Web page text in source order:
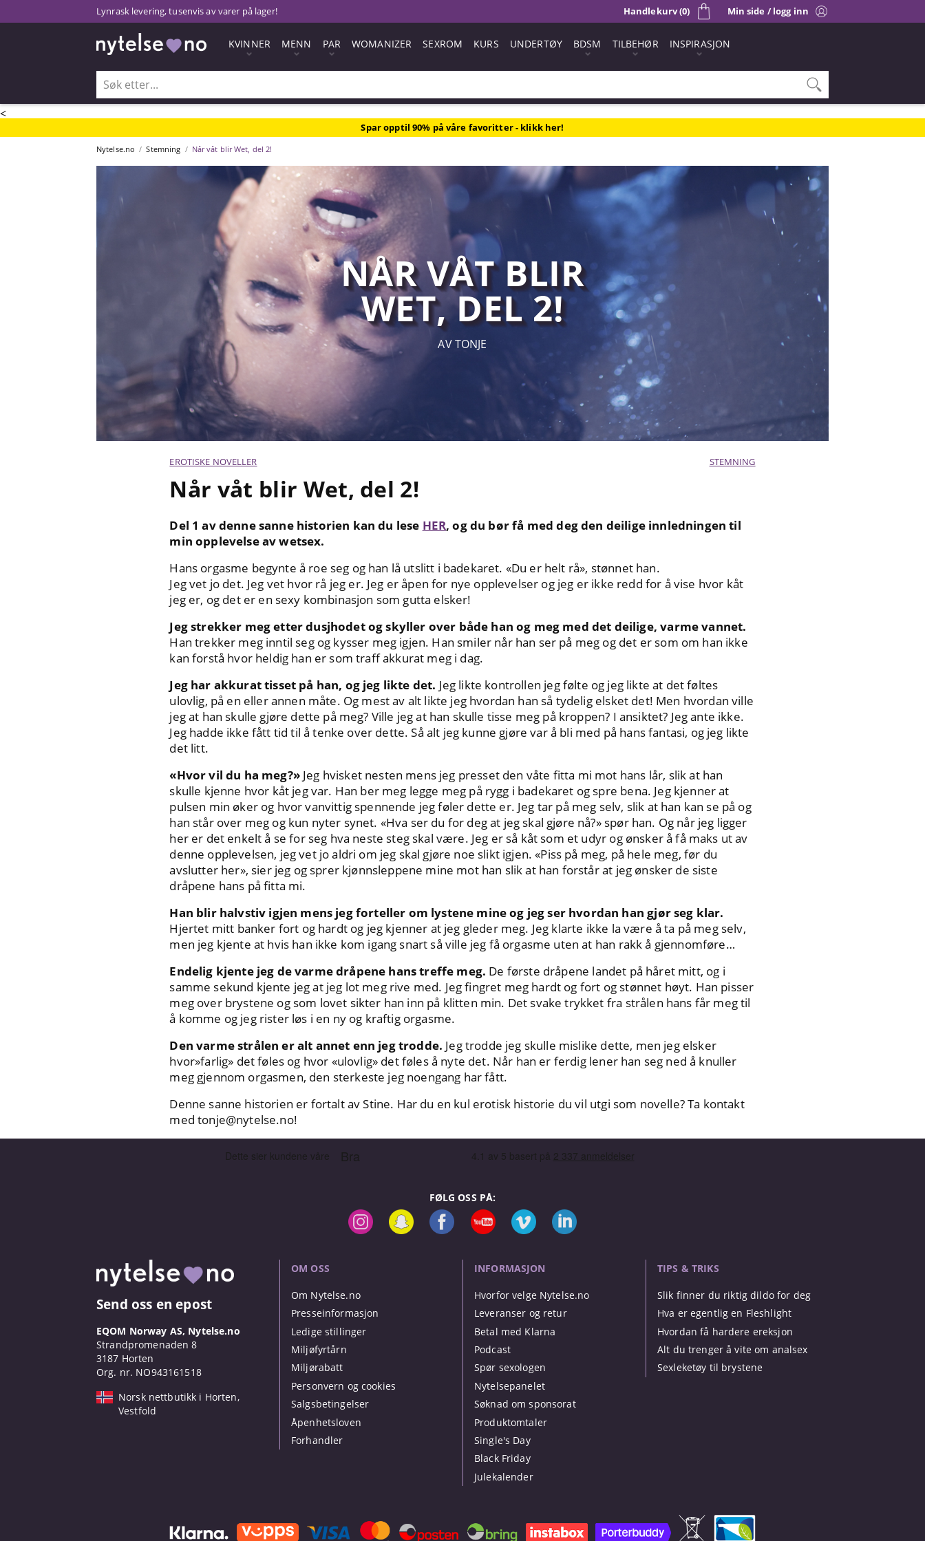
<
Lynrask levering, tusenvis av varer på lager! Min side / logg inn
Handlekurv (0)
KVINNER MENN PAR WOMANIZER SEXROM KURS UNDERTØY BDSM TILBEHØR INSPIRASJON
Spar opptil 90% på våre favoritter - klikk her!
Nytelse.no Stemning Når våt blir Wet, del 2!
NÅR VÅT BLIR
WET, DEL 2!
AV TONJE
EROTISKE NOVELLER STEMNING
Når våt blir Wet, del 2!
Del 1 av denne sanne historien kan du lese HER, og du bør få med deg den deilige innledningen til
min opplevelse av wetsex.
Hans orgasme begynte å roe seg og han lå utslitt i badekaret. «Du er helt rå», stønnet han.
Jeg vet jo det. Jeg vet hvor rå jeg er. Jeg er åpen for nye opplevelser og jeg er ikke redd for å vise hvor kåt
jeg er, og det er en sexy kombinasjon som gutta elsker!
Jeg strekker meg etter dusjhodet og skyller over både han og meg med det deilige, varme vannet.
Han trekker meg inntil seg og kysser meg igjen. Han smiler når han ser på meg og det er som om han ikke
kan forstå hvor heldig han er som traff akkurat meg i dag.
Jeg har akkurat tisset på han, og jeg likte det. Jeg likte kontrollen jeg følte og jeg likte at det føltes
ulovlig, på en eller annen måte. Og mest av alt likte jeg hvordan han så tydelig elsket det! Men hvordan ville
jeg at han skulle gjøre dette på meg? Ville jeg at han skulle tisse meg på kroppen? I ansiktet? Jeg ante ikke.
Jeg hadde ikke fått tid til å tenke over dette. Så alt jeg kunne gjøre var å bli med på hans fantasi, og jeg likte
det litt.
«Hvor vil du ha meg?»Jeg hvisket nesten mens jeg presset den våte fitta mi mot hans lår, slik at han
skulle kjenne hvor kåt jeg var. Han ber meg legge meg på rygg i badekaret og spre bena. Jeg kjenner at
pulsen min øker og hvor vanvittig spennende jeg føler dette er. Jeg tar på meg selv, slik at han kan se på og
han står over meg og kun nyter synet. «Hva ser du for deg at jeg skal gjøre nå?» spør han. Og når jeg ligger
her er det enkelt å se for seg hva neste steg skal være. Jeg er så kåt som et udyr og ønsker å få maks ut av
denne opplevelsen, jeg vet jo aldri om jeg skal gjøre noe slikt igjen. «Piss på meg, på hele meg, før du
avslutter her», sier jeg og sprer kjønnsleppene mine mot han slik at han forstår at jeg ønsker de siste
dråpene hans på fitta mi.
Han blir halvstiv igjen mens jeg forteller om lystene mine og jeg ser hvordan han gjør seg klar.
Hjertet mitt banker fort og hardt og jeg kjenner at jeg gleder meg. Jeg klarte ikke la være å ta på meg selv,
men jeg kjente at hvis han ikke kom igang snart så ville jeg få orgasme uten at han rakk å gjennomføre…
Endelig kjente jeg de varme dråpene hans treffe meg. De første dråpene landet på håret mitt, og i
samme sekund kjente jeg at jeg lot meg rive med. Jeg fingret meg hardt og fort og stønnet høyt. Han pisser
meg over brystene og som lovet sikter han inn på klitten min. Det svake trykket fra strålen hans får meg til
å komme og jeg rister løs i en ny og kraftig orgasme.
Den varme strålen er alt annet enn jeg trodde. Jeg trodde jeg skulle mislike dette, men jeg elsker
hvor»farlig» det føles og hvor «ulovlig» det føles å nyte det. Når han er ferdig lener han seg ned å knuller
meg gjennom orgasmen, den sterkeste jeg noengang har fått.
Denne sanne historien er fortalt av Stine. Har du en kul erotisk historie du vil utgi som novelle? Ta kontakt
medtonje@nytelse.no!
FØLG OSS PÅ:
Send oss en epost
EQOM Norway AS, Nytelse.no
Strandpromenaden 8
3187 Horten
Org. nr. NO943161518
Norsk nettbutikk i Horten,
Vestfold
OM OSS
Om Nytelse.no
Presseinformasjon
Ledige stillinger
Miljøfyrtårn
Miljørabatt
Personvern og cookies
Salgsbetingelser
Åpenhetsloven
Forhandler
INFORMASJON
Hvorfor velge Nytelse.no
Leveranser og retur
Betal med Klarna
Podcast
Spør sexologen
Nytelsepanelet
Søknad om sponsorat
Produktomtaler
Single's Day
Black Friday
Julekalender
TIPS & TRIKS
Slik finner du riktig dildo for deg
Hva er egentlig en Fleshlight
Hvordan få hardere ereksjon
Alt du trenger å vite om analsex
Sexleketøy til brystene